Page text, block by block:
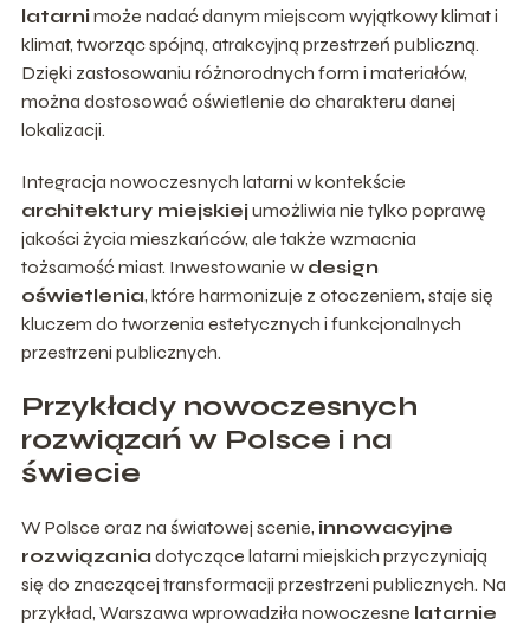
latarni może nadać danym miejscom wyjątkowy klimat i
klimat, tworząc spójną, atrakcyjną przestrzeń publiczną.
Dzięki zastosowaniu różnorodnych form i materiałów,
można dostosować oświetlenie do charakteru danej
lokalizacji.
Integracja nowoczesnych latarni w kontekście
architektury miejskiej umożliwia nie tylko poprawę
jakości życia mieszkańców, ale także wzmacnia
tożsamość miast. Inwestowanie w design
oświetlenia, które harmonizuje z otoczeniem, staje się
kluczem do tworzenia estetycznych i funkcjonalnych
przestrzeni publicznych.
Przykłady nowoczesnych
rozwiązań w Polsce i na
świecie
W Polsce oraz na światowej scenie, innowacyjne
rozwiązania dotyczące latarni miejskich przyczyniają
się do znaczącej transformacji przestrzeni publicznych. Na
przykład, Warszawa wprowadziła nowoczesne latarnie